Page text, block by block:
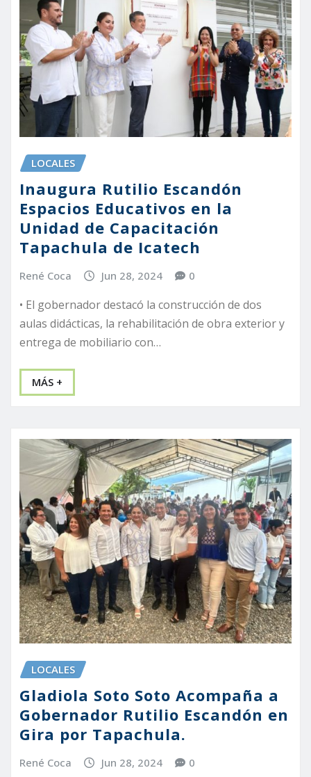
LOCALES
Inaugura Rutilio Escandón
Espacios Educativos en la
Unidad de Capacitación
Tapachula de Icatech
René Coca Jun 28, 2024 0
• El gobernador destacó la construcción de dos
aulas didácticas, la rehabilitación de obra exterior y
entrega de mobiliario con…
MÁS +
LOCALES
Gladiola Soto Soto Acompaña a
Gobernador Rutilio Escandón en
Gira por Tapachula.
René Coca Jun 28, 2024 0